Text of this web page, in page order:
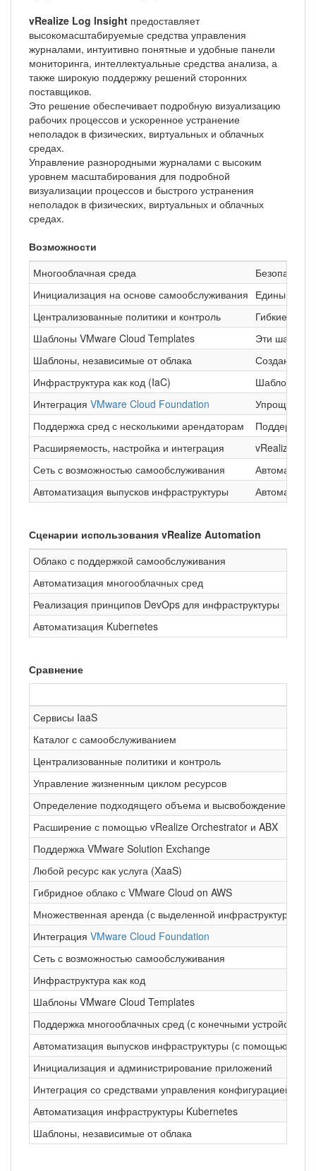
vRealize Log lnsight предоставляет
высокомасштабируемые средства управления
журналами, интуитивно понятные и удобные панели
мониторинга, интеллектуальные средства анализа, а
также широкую поддержку решений сторонних
поставщиков.
Это решение обеспечивает подробную визуализацию
рабочих процессов и ускоренное устранение
неполадок в физических, виртуальных и облачных
средах.
Управление разнородными журналами с высоким
уровнем масштабирования для подробной
визуализации процессов и быстрого устранения
неполадок в физических, виртуальных и облачных
средах.
Возможности
Многооблачная среда
Безопасный
Инициализация на основе самообслуживания Единый
Централизованные политики и контроль
Гибкие
Шаблоны VMware Cloud Templates
Эти
Шаблоны, независимые от облака
Создание
Инфраструктура как код (IaC)
Шаблоны
Интеграция VMware Cloud Foundation
Упрощение
Поддержка сред с несколькими арендаторам
Поддержка
Расширяемость, настройка и интеграция
vRealize
Сеть с возможностью самообслуживания
Автоматизация выпусков инфраструктуры
Сценарии использования vRealize Automation
Облако с поддержкой самообслуживания
Автоматизация многооблачных сред
Реализация принципов DevOps для инфраструктуры
Автоматизация Kubernetes
Сравнение
Сервисы IaaS
Каталог с самообслуживанием
Централизованные политики и контроль
Управление жизненным циклом ресурсов
Определение подходящего объема и высвобождение
Расширение с помощью vRealize Orchestrator и ABX
Поддержка VMware Solution Exchange
Любой ресурс как услуга (XaaS)
Гибридное облако с VMware Cloud on AWS
Множественная аренда (с выделенной инфраструктурой)
Интеграция VMware Cloud Foundation
Сеть с возможностью самообслуживания
Инфраструктура как код
Шаблоны VMware Cloud Templates
Поддержка многооблачных сред (с конечными
Автоматизация выпусков инфраструктуры (с помощью
Инициализация и администрирование приложений
Интеграция со средствами управления конфигурацией
Автоматизация инфраструктуры Kubernetes
Шаблоны, независимые от облака